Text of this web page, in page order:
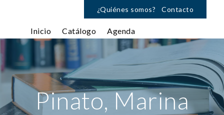
¿Quiénes somos? Contacto
Inicio Catálogo Agenda
Pinato, Marina